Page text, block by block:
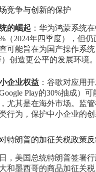
竞争与创新的保护
的崛起 ：华为鸿蒙系统
（2024年四季度），但
可能旨在为国产操作系
创造更公平的发展环境。
企业权益：谷歌对应用
Play的30%抽成）
尤其是在海外市场。监
行为，保护中小企业的创
特朗普的加征关税政策反
，美国总统特朗普签署
和墨西哥的商品加征关